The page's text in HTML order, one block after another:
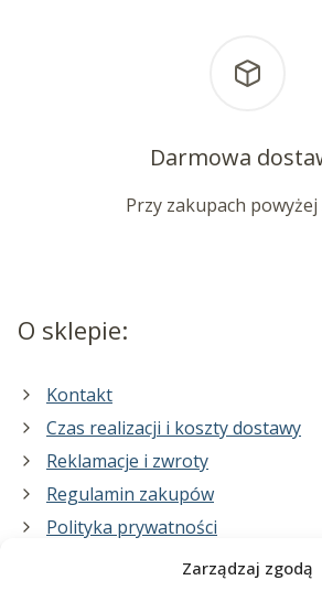
Zarządzaj zgodą
Darmowa
Przy zakupach powyżej
O sklepie:
Kontakt
Czas realizacji i koszty dostawy
Reklamacje i zwroty
Regulamin zakupów
Polityka prywatności